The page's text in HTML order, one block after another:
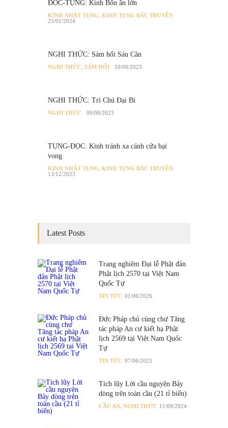
ĐỌC-TỤNG: Kinh Bốn ân lớn
KINH NHẬT TỤNG, KINH TỤNG BẮC TRUYỀN
25/01/2024
NGHI THỨC: Sám hối Sáu Căn
NGHI THỨC, SÁM HỐI 10/06/2023
NGHI THỨC: Trì Chú Đại Bi
NGHI THỨC 09/08/2023
TỤNG-ĐỌC: Kinh tránh xa cánh cửa bại
vong
KINH NHẬT TỤNG, KINH TỤNG BẮC TRUYỀN
13/12/2023
Latest Posts
Trang nghiêm Đại lễ Phật đản
Phật lịch 2570 tại Việt Nam
Quốc Tự
TIN TỨC 01/06/2026
Đức Pháp chủ cùng chư Tăng
tác pháp An cư kiết hạ Phật
lịch 2569 tại Việt Nam Quốc
Tự
TIN TỨC 07/06/2025
Tích lũy Lời cầu nguyện Bảy
dòng trên toàn cầu (21 tỉ biến)
CẦU AN, NGHI THỨC 11/09/2024